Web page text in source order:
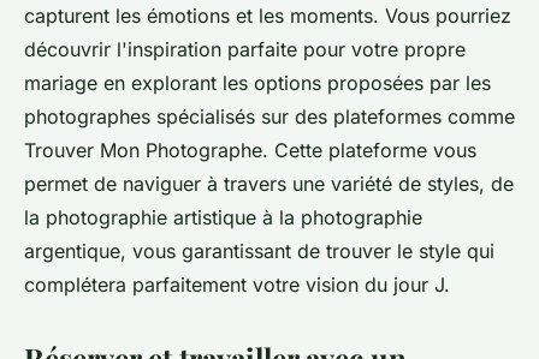
capturent les émotions et les moments. Vous pourriez
découvrir l'inspiration parfaite pour votre propre
mariage en explorant les options proposées par les
photographes spécialisés sur des plateformes comme
Trouver Mon Photographe. Cette plateforme vous
permet de naviguer à travers une variété de styles, de
la photographie artistique à la photographie
argentique, vous garantissant de trouver le style qui
complétera parfaitement votre vision du jour J.